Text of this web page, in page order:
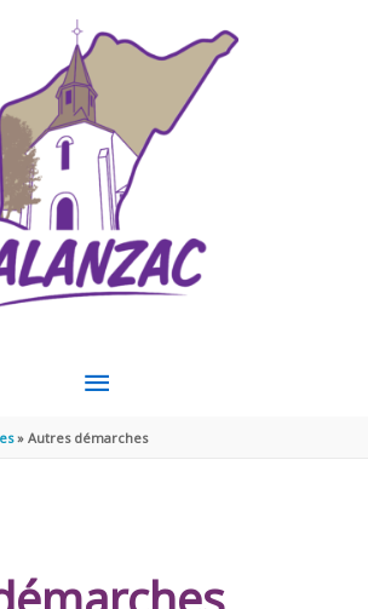
MENU
PRINCIPAL
Autres démarches